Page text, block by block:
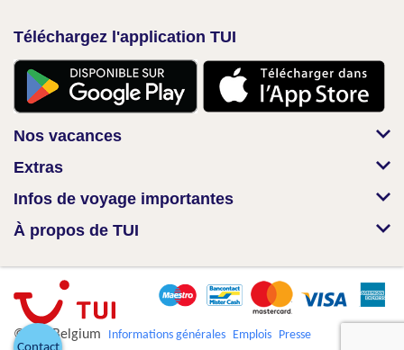
Téléchargez l'application TUI
Nos vacances
Extras
Infos de voyage importantes
À propos de TUI
© TUI Belgium Informations générales Emplois Presse